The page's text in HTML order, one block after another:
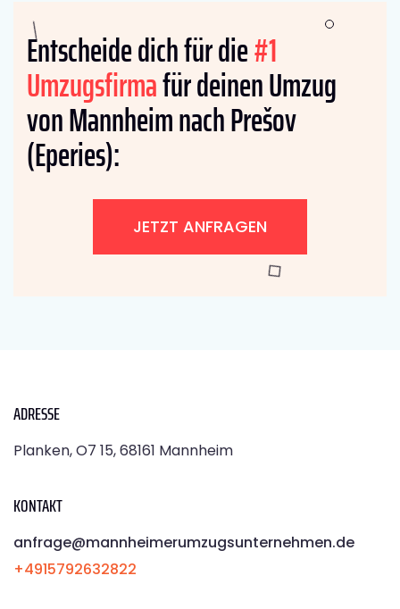
Entscheide dich für die#1
Umzugsfirmafür deinen Umzug
von Mannheim nach Prešov
(Eperies):
JETZT ANFRAGEN
ADRESSE
Planken, O7 15, 68161 Mannheim
KONTAKT
anfrage@mannheimerumzugsunternehmen.de
+4915792632822